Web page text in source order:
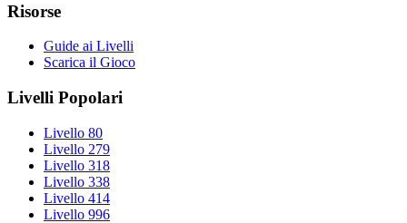
Risorse
Guide ai Livelli
Scarica il Gioco
Livelli Popolari
Livello 80
Livello 279
Livello 318
Livello 338
Livello 414
Livello 996